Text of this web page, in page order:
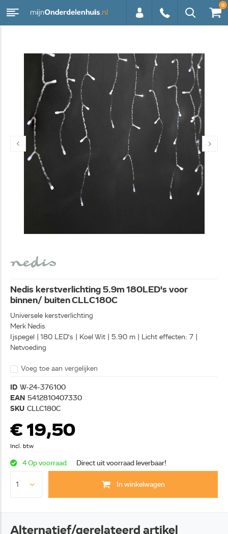
250628
0
Nedis kerstverlichting 5.9m 180LED's voor
binnen/ buiten CLLC180C
Universele kerstverlichting
Merk Nedis
Ijspegel | 180 LED's | Koel Wit | 5.90 m | Licht effecten: 7 |
Netvoeding
Voeg toe aan vergelijken
ID W-24-376100
EAN 5412810407330
SKU CLLC180C
€ 19,50
Incl. btw
4 Op voorraad Direct uit voorraad leverbaar!
In winkelwagen
Alternatief/gerelateerd artikel